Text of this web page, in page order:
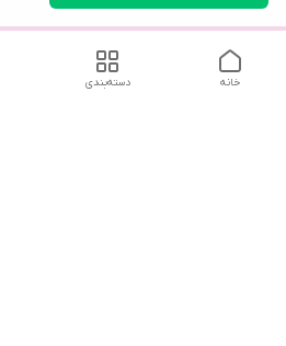
دسته‌بندی خانه